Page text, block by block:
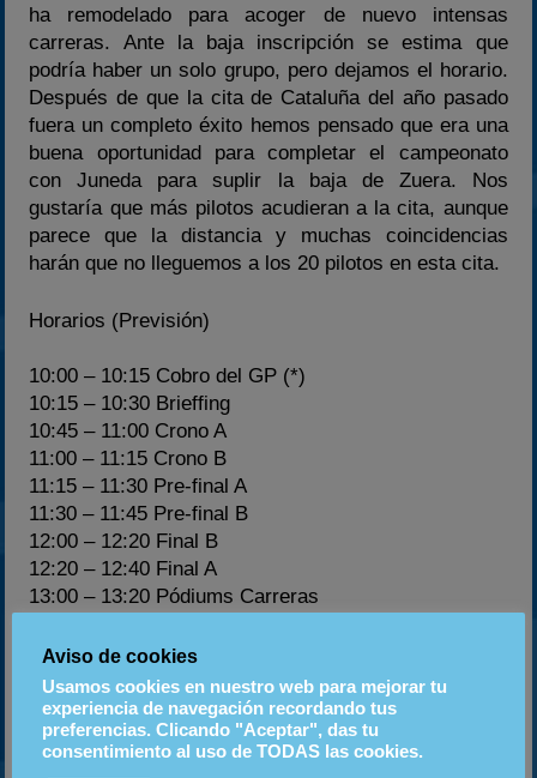
ha remodelado para acoger de nuevo intensas
carreras. Ante la baja inscripción se estima que
podría haber un solo grupo, pero dejamos el horario.
Después de que la cita de Cataluña del año pasado
fuera un completo éxito hemos pensado que era una
buena oportunidad para completar el campeonato
con Juneda para suplir la baja de Zuera. Nos
gustaría que más pilotos acudieran a la cita, aunque
parece que la distancia y muchas coincidencias
harán que no lleguemos a los 20 pilotos en esta cita.
Horarios (Previsión)
10:00 – 10:15 Cobro del GP (*)
10:15 – 10:30 Brieffing
10:45 – 11:00 Crono A
11:00 – 11:15 Crono B
11:15 – 11:30 Pre-final A
11:30 – 11:45 Pre-final B
12:00 – 12:20 Final B
12:20 – 12:40 Final A
13:00 – 13:20 Pódiums Carreras
(*) Intentar tener un teléfono de contacto de alguien
del Craks por si llegáis tarde, no se cambiará a nadie
de grupo salvo fuerza extrema. A las 10 se cerrará la
inscripción para poder realizar las tareas de
formación de grupos y briefing con normalidad
Aviso de cookies
Usamos cookies en nuestro web para mejorar tu
experiencia de navegación recordando tus
preferencias. Clicando "Aceptar", das tu
consentimiento al uso de TODAS las cookies.